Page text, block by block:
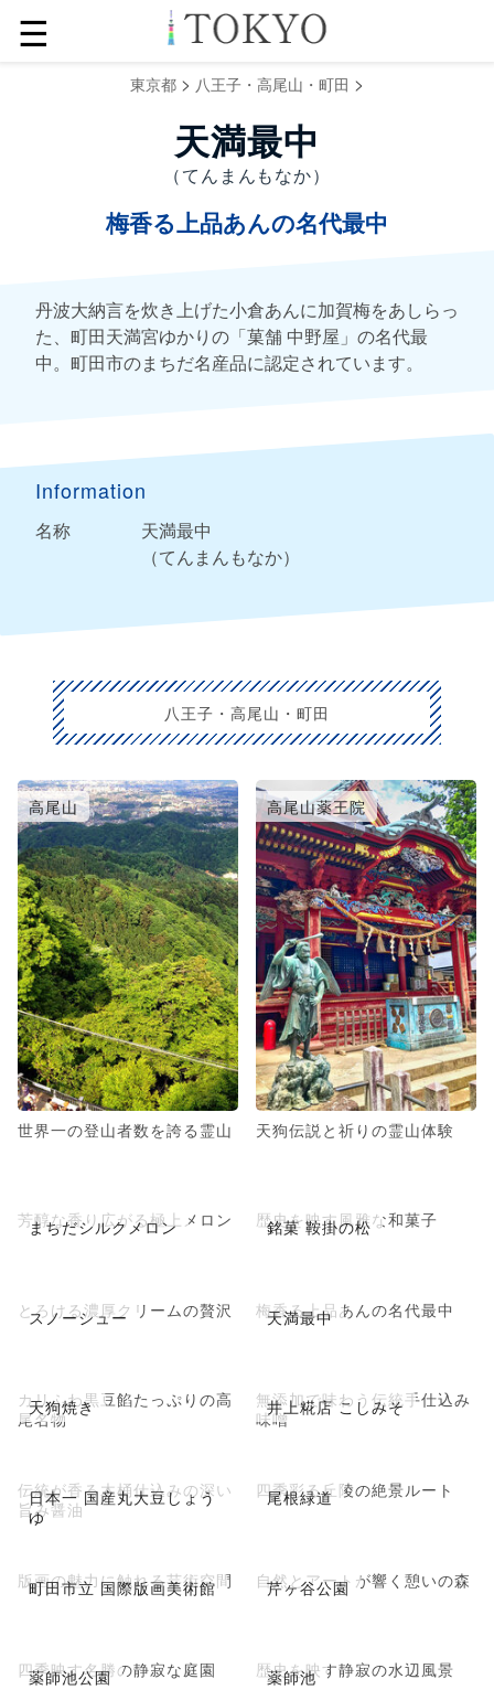
☰
東京都 > 八王子・高尾山・町田 >
天満最中
（てんまんもなか）
梅香る上品あんの名代最中
丹波大納言を炊き上げた小倉あんに加賀梅をあしらっ
た、町田天満宮ゆかりの「菓舗 中野屋」の名代最
中。町田市のまちだ名産品に認定されています。
Information
名称
天満最中
（てんまんもなか）
八王子・高尾山・町田
高尾山
世界一の登山者数を誇る霊山
高尾山薬王院
天狗伝説と祈りの霊山体験
まちだシルクメロン
芳醇な香り広がる極上メロン 銘菓 鞍掛の松
歴史を映す風雅な和菓子
スノーシュー
とろける濃厚クリームの贅沢 天満最中
梅香る上品あんの名代最中
天狗焼き
カリふわ黒豆餡たっぷりの高
尾名物
井上糀店 こしみそ
無添加で味わう伝統手仕込み
味噌
日本一 国産丸大豆しょう
ゆ
伝統が香る木桶仕込みの深い
旨み醤油
尾根緑道
四季彩る丘陵の絶景ルート
町田市立 国際版画美術館
版画の魅力に触れる芸術空間 芹ヶ谷公園
自然とアートが響く憩いの森
薬師池公園
四季映す名勝の静寂な庭園 薬師池
歴史を映す静寂の水辺風景